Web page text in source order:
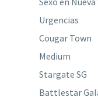
Urgencias
Cougar Town
Medium
Stargate SG
Battlestar